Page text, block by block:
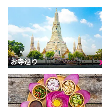
お寺巡り